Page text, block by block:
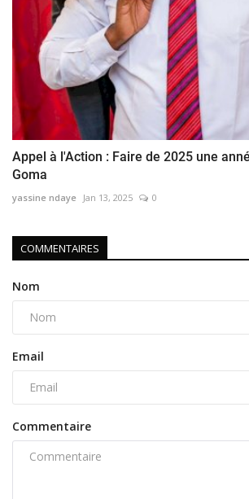
Appel à l'Action : Faire de 2025 une
Goma
yassine ndaye Jan 13, 2025 0
COMMENTAIRES
Nom
Email
Commentaire